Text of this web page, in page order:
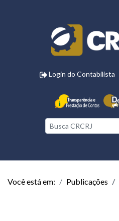
Login do Contabilista
Você está em: Publicações